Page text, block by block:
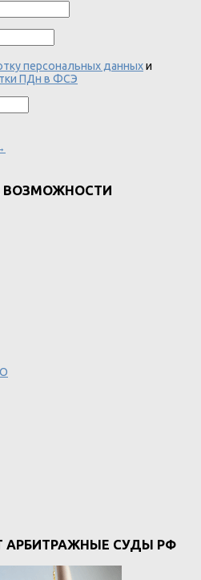
персональных данныхи
ПДн в ФСЭ
ВОЗМОЖНОСТИ
АРБИТРАЖНЫЕ СУДЫ РФ